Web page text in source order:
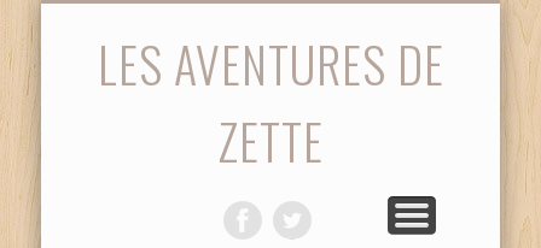
LES AVENTURES DE
ZETTE